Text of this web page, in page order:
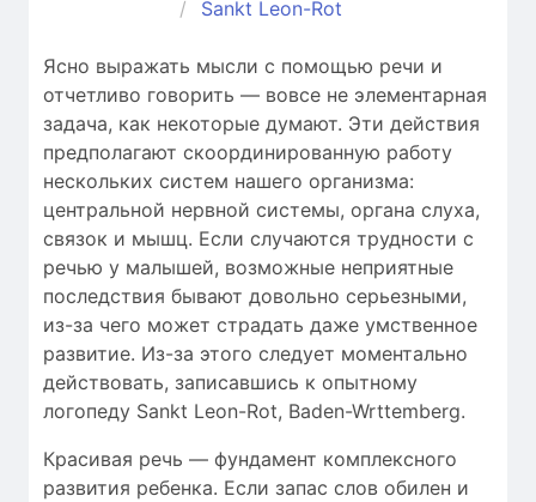
Sankt Leon-Rot
Ясно выражать мысли с помощью речи и
отчетливо говорить — вовсе не элементарная
задача, как некоторые думают. Эти действия
предполагают скоординированную работу
нескольких систем нашего организма:
центральной нервной системы, органа слуха,
связок и мышц. Если случаются трудности c
речью у малышей, возможные неприятные
последствия бывают довольно серьезными,
из-за чего может страдать даже умственное
развитие. Из-за этого следует моментально
действовать, записавшись к опытному
логопеду Sankt Leon-Rot, Baden-Wrttemberg.
Красивая речь — фундамент комплексного
развития ребенка. Если запас слов обилен и